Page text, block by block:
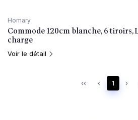
Homary
Commode 120cm blanche, 6 tiroirs,
charge
Voir le détail
‹‹ ‹ 1 ›